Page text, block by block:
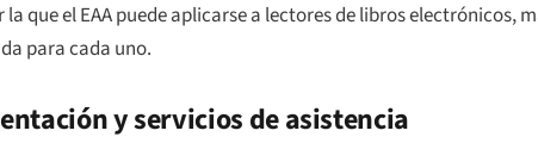
que el EAA puede aplicarse a lectores de libros
para cada uno.
y servicios de asistencia